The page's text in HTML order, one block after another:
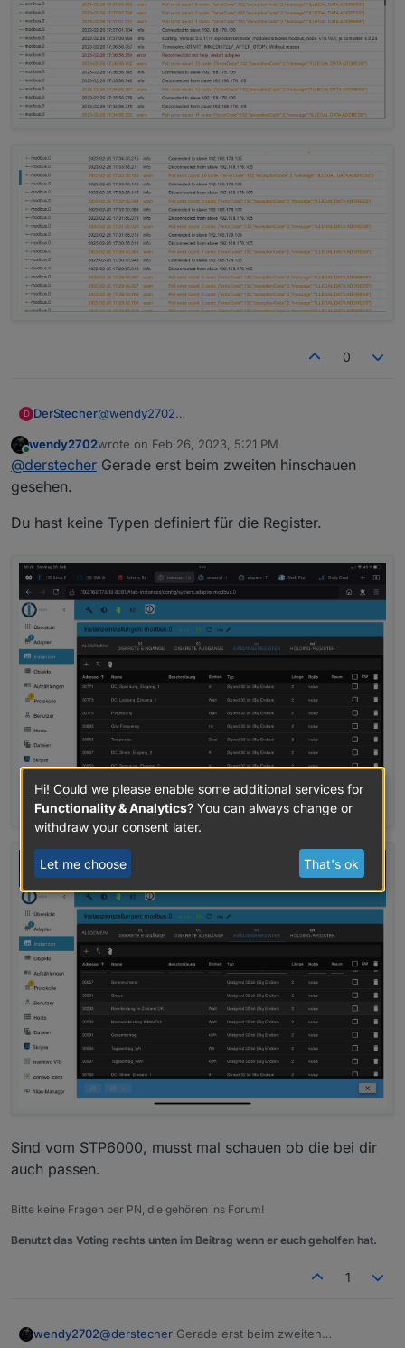
0
D DerStecher@wendy2702
Online
wendy2702wrote on Feb 26, 2023, 5:21 PM
last edited by
@derstecher Gerade erst beim zweiten hinschauen
gesehen.
Du hast keine Typen definiert für die Register.
Sind vom STP6000, musst mal schauen ob die bei dir
auch passen.
Bitte keine Fragen per PN, die gehören ins Forum!
Benutzt das Voting rechts unten im Beitrag wenn er euch geholfen hat.
1
wendy2702@derstecher Gerade erst beim zweiten
Hi! Could we please enable some additional services for
Functionality & Analytics? You can always change or
withdraw your consent later.
Let me choose That's ok